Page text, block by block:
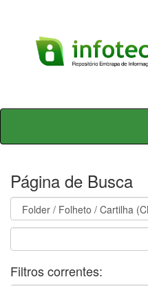
Skip
Página de Busca
Filtros correntes: